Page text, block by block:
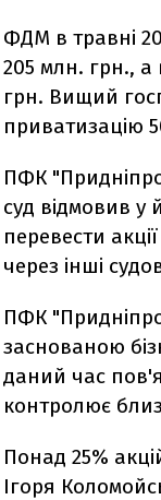
ФДМ в травні
205 млн. грн., а
грн. Вищий
приватизацію
ПФК
суд відмовив
перевести
через інші
ПФК
заснованою
даний час
контролює
Понад 25%
Ігоря